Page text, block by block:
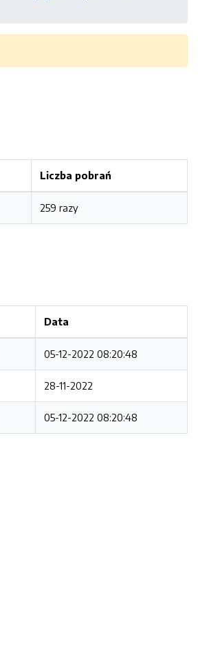
Liczba pobrań
259 razy
Data
05-12-2022 08:20:48
28-11-2022
05-12-2022 08:20:48